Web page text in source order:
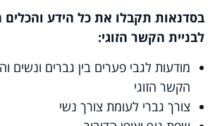
בסדנאות תקבלו את כל הידע והכלים
לבניית הקשר הזוגי:
מודעות לגבי פערים בין גברים ונשים
הקשר הזוגי
צורך גברי לעומת צורך נשי